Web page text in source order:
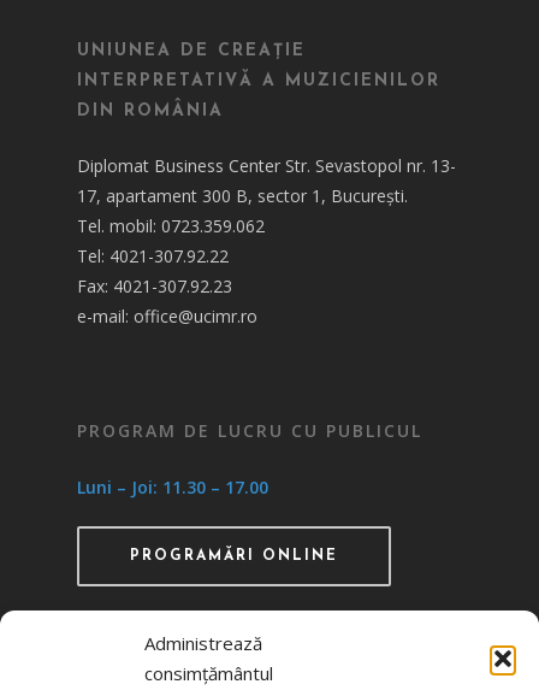
Administrează
consimțământul
UNIUNEA DE CREAȚIE
INTERPRETATIVĂ A MUZICIENILOR
DIN ROMÂNIA
Diplomat Business Center Str. Sevastopol nr. 13-
17, apartament 300 B, sector 1, București.
Tel. mobil: 0723.359.062
Tel: 4021-307.92.22
Fax: 4021-307.92.23
e-mail: office@ucimr.ro
PROGRAM DE LUCRU CU PUBLICUL
Luni – Joi: 11.30 – 17.00
PROGRAMĂRI ONLINE